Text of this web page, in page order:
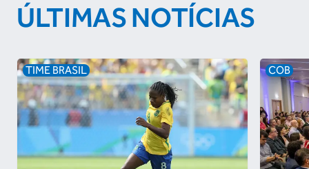
ÚLTIMAS NOTÍCIAS
TIME BRASIL COB